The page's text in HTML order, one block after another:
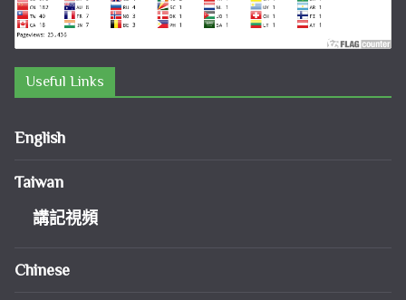
Useful Links
English
Taiwan
講記視頻
Chinese